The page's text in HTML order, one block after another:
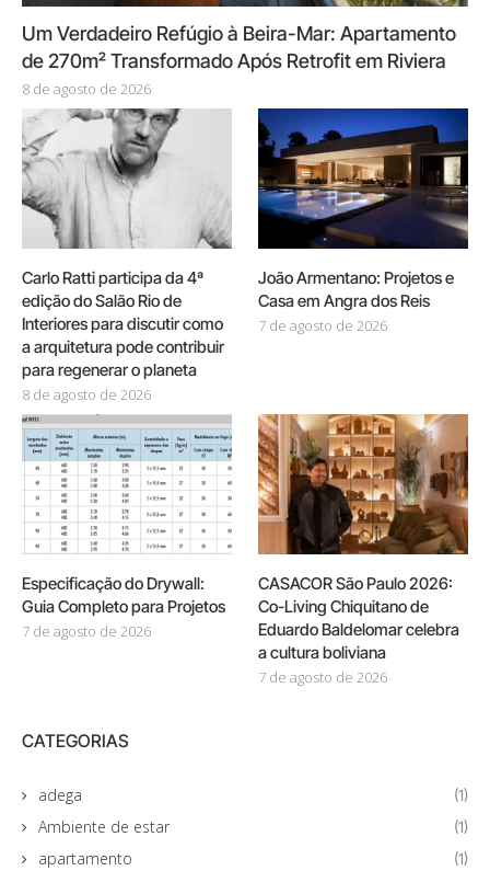
Um Verdadeiro Refúgio à Beira-Mar: Apartamento
de 270m² Transformado Após Retrofit em Riviera
8 de agosto de 2026
Carlo Ratti participa da 4ª
edição do Salão Rio de
Interiores para discutir como
a arquitetura pode contribuir
para regenerar o planeta
8 de agosto de 2026
João Armentano: Projetos e
Casa em Angra dos Reis
7 de agosto de 2026
Especificação do Drywall:
Guia Completo para Projetos
7 de agosto de 2026
CASACOR São Paulo 2026:
Co-Living Chiquitano de
Eduardo Baldelomar celebra
a cultura boliviana
7 de agosto de 2026
CATEGORIAS
adega (1)
Ambiente de estar (1)
apartamento (1)